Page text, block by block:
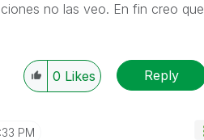
no las veo. En fin creo que
0 Likes Reply
PM